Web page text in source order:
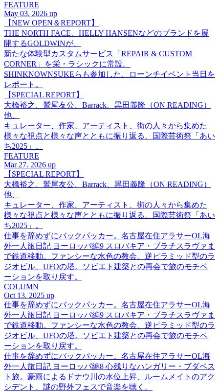
FEATURE
May 03. 2026 up
【NEW OPEN＆REPORT】
THE NORTH FACE、HELLY HANSENなどのブランドを展
開するGOLDWINが、
新たな体験型カスタムサービス「REPAIR & CUSTOM
CORNER」を栄・ラシックに常設。
SHINKNOWNSUKEらも参加した、ローンチイベント当日を
レポート。
【SPECIAL REPORT】
大橋裕之、鷲尾友公、Barrack、黒田義隆（ON READING）
他、
キュレーター、作家、アーティスト、街の人々から集めた
様々な視点と様々な声とともに振り返る、国際芸術祭「あい
ち2025」。
FEATURE
Mar 27. 2026 up
【SPECIAL REPORT】
大橋裕之、鷲尾友公、Barrack、黒田義隆（ON READING）
他、
キュレーター、作家、アーティスト、街の人々から集めた
様々な視点と様々な声とともに振り返る、国際芸術祭「あい
ち2025」。
仕事を辞めずにバックパッカー。名古屋在住アラサーOL海
外一人旅日記 ヨーロッパ編9 スロバキア・ブラチスラヴァま
で鉄道移動。ファンシーな水色の教会、逆ピラミッド型のラ
ジオビル、UFOの塔。ソビエト建築との再会で旅のモチベ
ーションを取り戻す。
COLUMN
Oct 13. 2025 up
仕事を辞めずにバックパッカー。名古屋在住アラサーOL海
外一人旅日記 ヨーロッパ編9 スロバキア・ブラチスラヴァま
で鉄道移動。ファンシーな水色の教会、逆ピラミッド型のラ
ジオビル、UFOの塔。ソビエト建築との再会で旅のモチベ
ーションを取り戻す。
仕事を辞めずにバックパッカー。名古屋在住アラサーOL海
外一人旅日記 ヨーロッパ編8 心残りなハンガリー・ブダペス
ト旅。豪雨によるドナウ川の水位上昇、ルームメイトのアク
シデント、謎の野外フェスで音楽を聴く。